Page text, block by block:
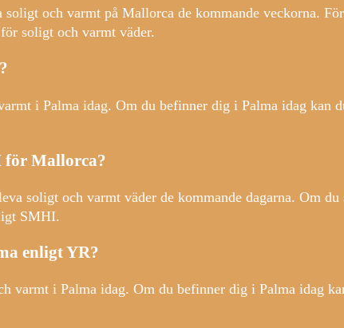
och varmt på Mallorca de kommande veckorna.
soligt och varmt väder.
i Palma idag. Om du befinner dig i Palma idag kan
för Mallorca?
soligt och varmt väder de kommande dagarna. Om
SMHI.
enligt YR?
varmt i Palma idag. Om du befinner dig i Palma idag